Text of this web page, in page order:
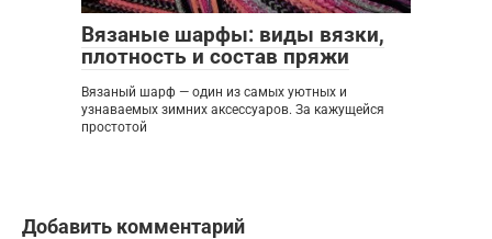
Вязаные шарфы: виды вязки,
плотность и состав пряжи
Вязаный шарф — один из самых уютных и
узнаваемых зимних аксессуаров. За кажущейся
простотой
Добавить комментарий